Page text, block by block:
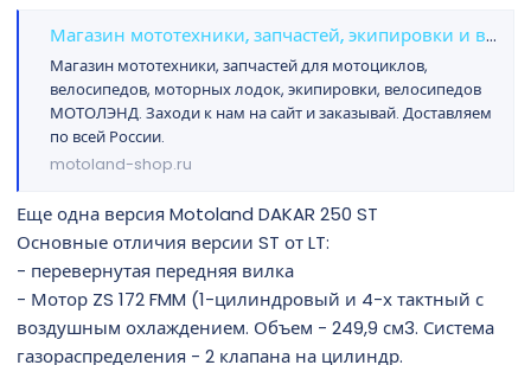
Магазин мототехники, запчастей, экипировки и велосипедов МОТОЛЭНД
Магазин мототехники, запчастей для мотоциклов,
велосипедов, моторных лодок, экипировки, велосипедов
МОТОЛЭНД. Заходи к нам на сайт и заказывай. Доставляем
по всей России.
motoland-shop.ru
Еще одна версия Motoland DAKAR 250 ST
Основные отличия версии ST от LT:
- перевернутая передняя вилка
- Мотор ZS 172 FMM (1-цилиндровый и 4-х тактный с
воздушным охлаждением. Объем - 249,9 см3. Система
газораспределения - 2 клапана на цилиндр.